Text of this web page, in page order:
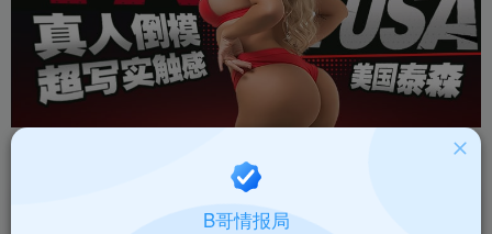
正文
美国TAISEN玛利亚仿真子宫慢玩神器飞机杯评测
B哥情报局